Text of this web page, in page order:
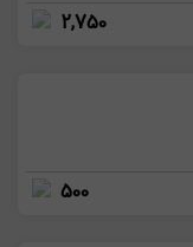
2,750
500